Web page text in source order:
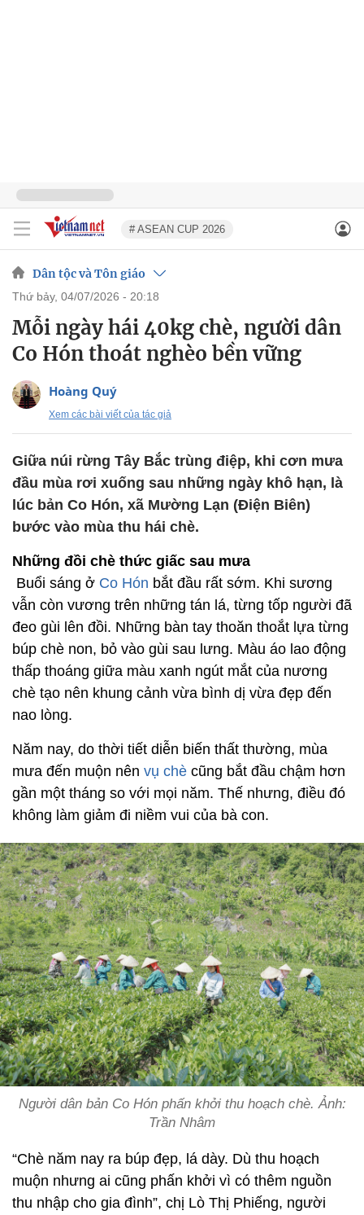
# ASEAN CUP 2026
Dân tộc và Tôn giáo
thứ bảy, 04/07/2026 - 20:18
Mỗi ngày hái 40kg chè, người dân
Co Hón thoát nghèo bền vững
Hoàng Quý
Xem các bài viết của tác giả
Giữa núi rừng Tây Bắc trùng điệp, khi cơn mưa
đầu mùa rơi xuống sau những ngày khô hạn, là
lúc bản Co Hón, xã Mường Lạn (Điện Biên)
bước vào mùa thu hái chè.
Những đồi chè thức giấc sau mưa
Buổi sáng ở Co Hón bắt đầu rất sớm. Khi sương
vẫn còn vương trên những tán lá, từng tốp người đã
đeo gùi lên đồi. Những bàn tay thoăn thoắt lựa từng
búp chè non, bỏ vào gùi sau lưng. Màu áo lao động
thấp thoáng giữa màu xanh ngút mắt của nương
chè tạo nên khung cảnh vừa bình dị vừa đẹp đến
nao lòng.
Năm nay, do thời tiết diễn biến thất thường, mùa
mưa đến muộn nên vụ chè cũng bắt đầu chậm hơn
gần một tháng so với mọi năm. Thế nhưng, điều đó
không làm giảm đi niềm vui của bà con.
Người dân bản Co Hón phấn khởi thu hoạch chè. Ảnh:
Trần Nhâm
“Chè năm nay ra búp đẹp, lá dày. Dù thu hoạch
muộn nhưng ai cũng phấn khởi vì có thêm nguồn
thu nhập cho gia đình”, chị Lò Thị Phiếng, người